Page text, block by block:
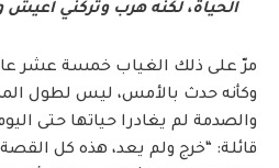
الحياة، لكنه هرب وتركني أعيش
مرّ على ذلك الغياب خمسة عشر
وكأنه حدث بالأمس، ليس لطول
والصدمة لم يغادرا حياتها حتى
قائلة: “خرج ولم يعد، هذه كل